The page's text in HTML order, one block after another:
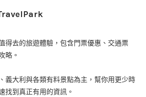
得去的旅遊體驗，包含門票優惠、交通票
略。
義大利與各類有料景點為主，幫你用更少時
找到真正有用的資訊。